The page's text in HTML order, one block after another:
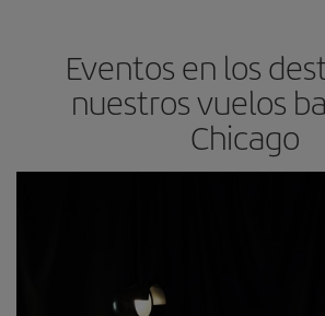
Eventos en los
nuestros vuelos
Chicago